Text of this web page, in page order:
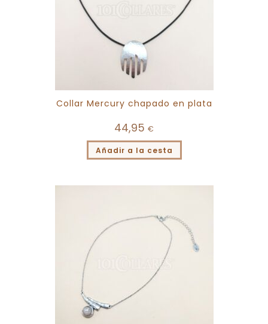
Collar Mercury chapado en plata
44,95 €
Añadir a la cesta